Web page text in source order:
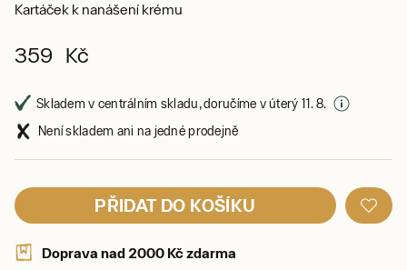
Kartáček k nanášení krému
359 Kč
Skladem v centrálním skladu, doručíme v úterý 11. 8.
Není skladem ani na jedné prodejně
PŘIDAT DO KOŠÍKU
Doprava nad 2000 Kč zdarma